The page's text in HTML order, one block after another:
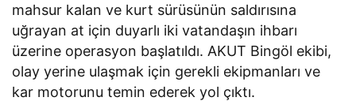
mahsur kalan ve kurt sürüsünün saldırısına
uğrayan at için duyarlı iki vatandaşın ihbarı
üzerine operasyon başlatıldı. AKUT Bingöl ekibi,
olay yerine ulaşmak için gerekli ekipmanları ve
kar motorunu temin ederek yol çıktı.